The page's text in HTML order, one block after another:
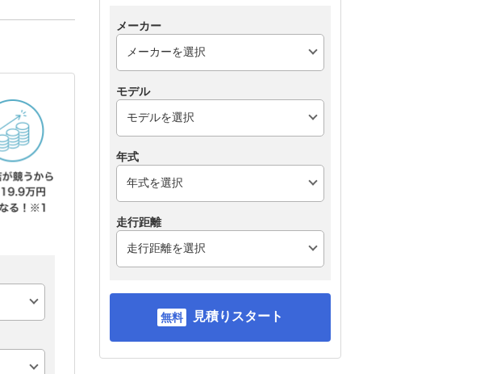
メーカー
モデル
年式
走行距離
見積りスタート